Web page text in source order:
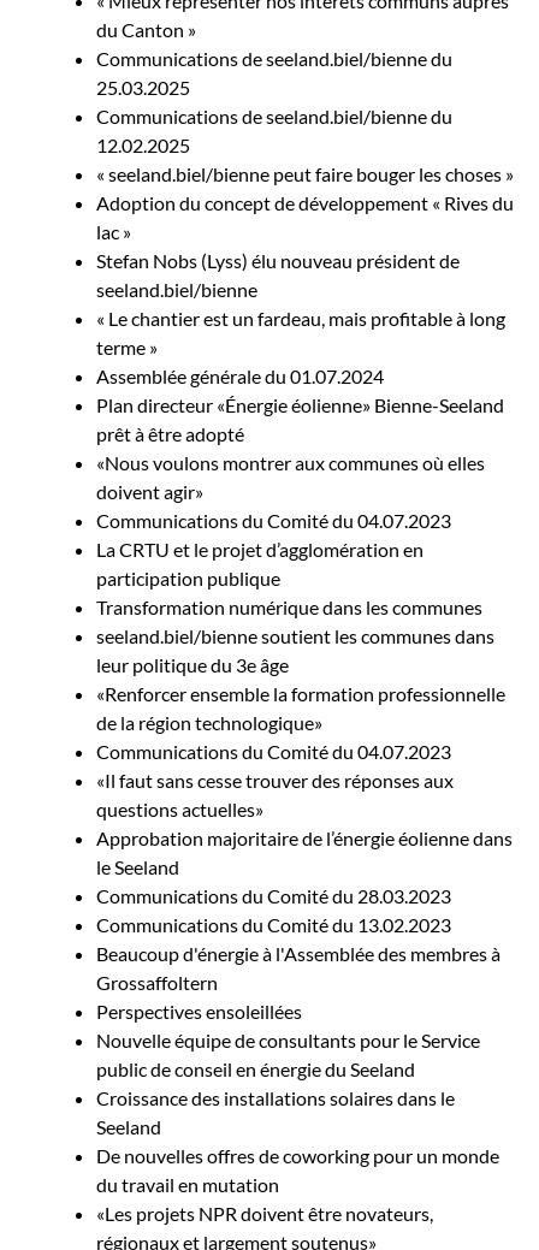
du Canton »
Communications de seeland.biel/bienne du
25.03.2025
Communications de seeland.biel/bienne du
12.02.2025
« seeland.biel/bienne peut faire bouger les choses »
Adoption du concept de développement « Rives du
lac »
Stefan Nobs (Lyss) élu nouveau président de
seeland.biel/bienne
« Le chantier est un fardeau, mais profitable à long
terme »
Assemblée générale du 01.07.2024
Plan directeur «Énergie éolienne» Bienne-Seeland
prêt à être adopté
«Nous voulons montrer aux communes où elles
doivent agir»
Communications du Comité du 04.07.2023
La CRTU et le projet d’agglomération en
participation publique
Transformation numérique dans les communes
seeland.biel/bienne soutient les communes dans
leur politique du 3e âge
«Renforcer ensemble la formation professionnelle
de la région technologique»
Communications du Comité du 04.07.2023
«Il faut sans cesse trouver des réponses aux
questions actuelles»
Approbation majoritaire de l’énergie éolienne dans
le Seeland
Communications du Comité du 28.03.2023
Communications du Comité du 13.02.2023
Beaucoup d'énergie à l'Assemblée des membres à
Grossaffoltern
Perspectives ensoleillées
Nouvelle équipe de consultants pour le Service
public de conseil en énergie du Seeland
Croissance des installations solaires dans le
Seeland
De nouvelles offres de coworking pour un monde
du travail en mutation
«Les projets NPR doivent être novateurs,
régionaux et largement soutenus»